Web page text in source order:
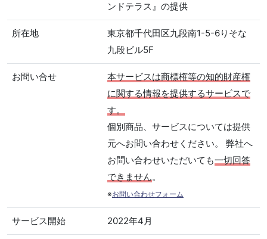
ンドテラス』の提供
所在地
東京都千代田区九段南1-5-6りそな
九段ビル5F
お問い合せ
本サービスは商標権等の知的財産権
に関する情報を提供するサービスで
す。
個別商品、サービスについては提供
元へお問い合わせください。 弊社へ
お問い合わせいただいても一切回答
できません。
※お問い合わせフォーム
サービス開始 2022年4月